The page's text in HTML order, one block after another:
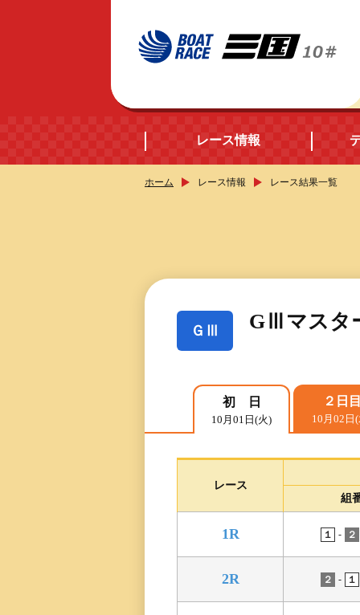
レース情報
レース一覧
レース結果一覧
モーター抽選結果・
前検タイムランキン
得点率ランキング
ホーム レース情報 レース結果一覧
ＧⅢ GⅢマスタ
初 日
10月01日(火)
２日
10月02日
レース
組
1R １ - ２
2R ２ - １